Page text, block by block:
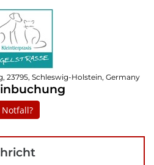
23795, Schleswig-Holstein, Germany
Notfall?